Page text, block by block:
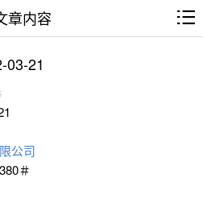
章内容
03-21
公司
＃